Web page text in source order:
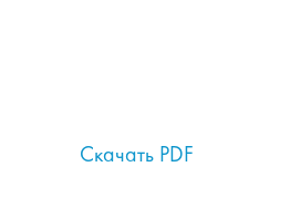
Скачать PDF